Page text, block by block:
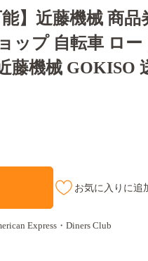
】近藤機械 商品
ップ 自転車 ロー
藤機械 GOKISO
お気に入りに追
Express・Diners Club